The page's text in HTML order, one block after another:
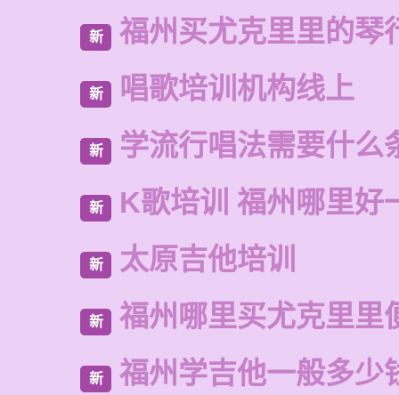
新 福州买尤克里里的琴
新 唱歌培训机构线上
新 学流行唱法需要什么
新 K歌培训 福州哪里好
新 太原吉他培训
新 福州哪里买尤克里里
新 福州学吉他一般多少